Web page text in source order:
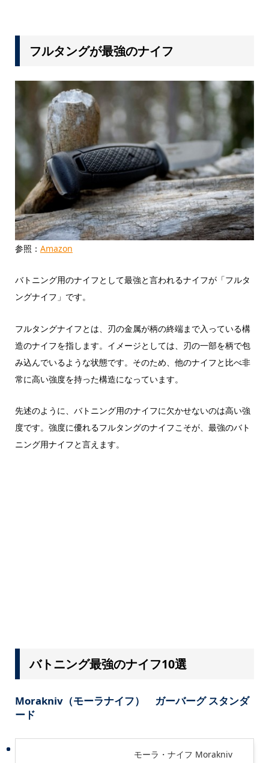
フルタングが最強のナイフ
参照： Amazon
バトニング用のナイフとして最強と言われるナイフが「フルタ
ングナイフ」です。
フルタングナイフとは、刃の金属が柄の終端まで入っている構
造のナイフを指します。イメージとしては、刃の一部を柄で包
み込んでいるような状態です。そのため、他のナイフと比べ非
常に高い強度を持った構造になっています。
先述のように、バトニング用のナイフに欠かせないのは高い強
度です。強度に優れるフルタングのナイフこそが、最強のバト
ニング用ナイフと言えます。
バトニング最強のナイフ10選
Morakniv（モーラナイフ） ガーバーグ スタンダ
ード
モーラ・ナイフ Morakniv